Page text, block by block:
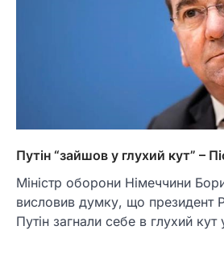
Путін “зайшов у глухий кут” –
Міністр оборони Німеччини
висловив думку, що президент
Путін загнали себе в глухий кут